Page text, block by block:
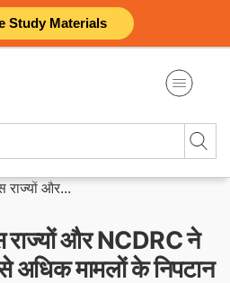
Study Materials
राज्यों और...
और NCDRC ने
अधिक मामलों के निपटान